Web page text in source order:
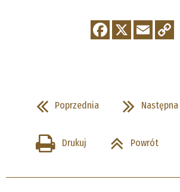
Poprzednia Następna
Drukuj Powrót